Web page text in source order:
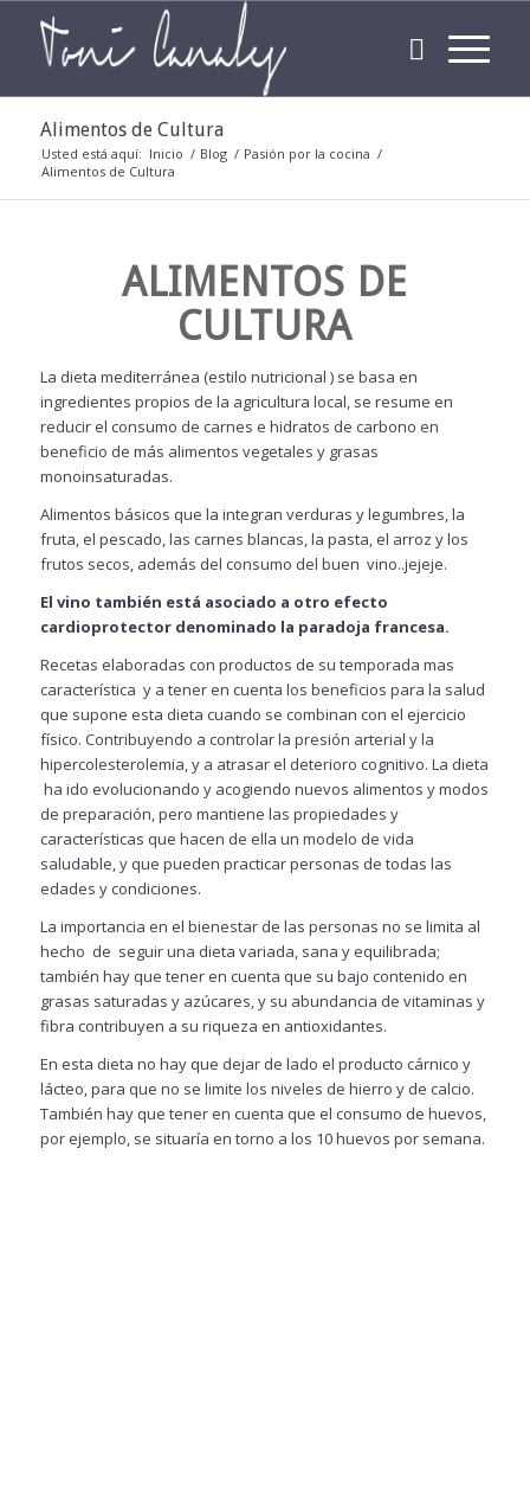
Alimentos de Cultura
Usted está aquí: Inicio / Blog / Pasión por la cocina /
Alimentos de Cultura
ALIMENTOS DE
CULTURA
La dieta mediterránea (estilo nutricional ) se basa en
ingredientes propios de la agricultura local, se resume en
reducir el consumo de carnes e hidratos de carbono en
beneficio de más alimentos vegetales y grasas
monoinsaturadas.
Alimentos básicos que la integran verduras y legumbres, la
fruta, el pescado, las carnes blancas, la pasta, el arroz y los
frutos secos, además del consumo del buen vino..jejeje.
El vino también está asociado a otro efecto
cardioprotector denominado la paradoja francesa.​
Recetas elaboradas con productos de su temporada mas
característica y a tener en cuenta los beneficios para la salud
que supone esta dieta cuando se combinan con el ejercicio
físico. Contribuyendo a controlar la presión arterial y la
hipercolesterolemia, y a atrasar el deterioro cognitivo. La dieta
ha ido evolucionando y acogiendo nuevos alimentos y modos
de preparación, pero mantiene las propiedades y
características que hacen de ella un modelo de vida
saludable, y que pueden practicar personas de todas las
edades y condiciones.
La importancia en el bienestar de las personas no se limita al
hecho de seguir una dieta variada, sana y equilibrada;
también hay que tener en cuenta que su bajo contenido en
grasas saturadas y azúcares, y su abundancia de vitaminas y
fibra contribuyen a su riqueza en antioxidantes.
En esta dieta no hay que dejar de lado el producto cárnico y
lácteo, para que no se limite los niveles de hierro y de calcio.
También hay que tener en cuenta que el consumo de huevos,
por ejemplo, se situaría en torno a los 10 huevos por semana.